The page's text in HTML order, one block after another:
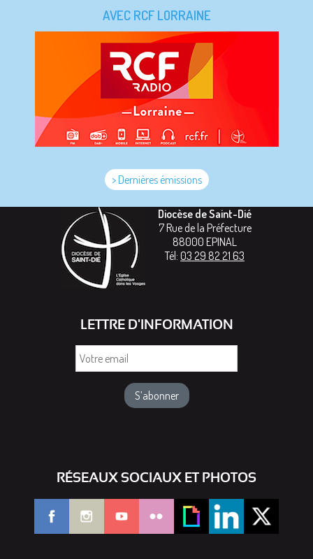
AVEC RCF LORRAINE
> Dernières émissions
Diocèse de Saint-Dié
7 Rue de la Préfecture
88000 EPINAL
Tél: 03 29 82 21 63
LETTRE D'INFORMATION
RÉSEAUX SOCIAUX ET PHOTOS